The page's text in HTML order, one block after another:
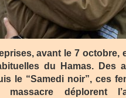
avant le 7 octobre,
du Hamas. Des
le “Samedi noir”, ces
massacre déplorent